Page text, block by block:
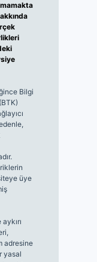
Bilgi
üye
adresine
yasal